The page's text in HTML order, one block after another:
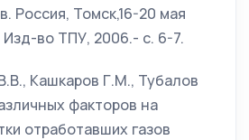
Россия, Томск,16-20 мая
Изд-во ТПУ, 2006.- с. 6-7.
Кашкаров Г.М., Тубалов
факторов на
отработавших газов